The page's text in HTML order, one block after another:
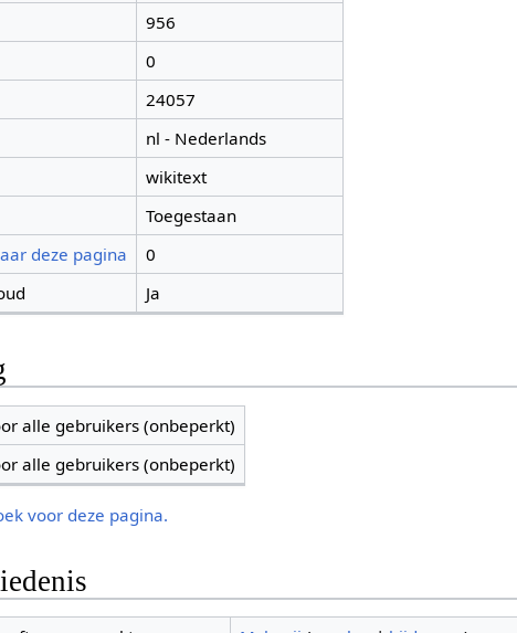
956
0
24057
nl - Nederlands
wikitext
Toegestaan
deze pagina
0
Ja
alle gebruikers (onbeperkt)
alle gebruikers (onbeperkt)
voor deze pagina.